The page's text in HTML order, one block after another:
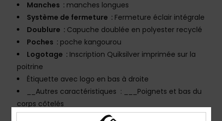
Manches : manches longues
Système de fermeture : Fermeture éclair intégrale
Doublure : Capuche doublée en polyester recyclé
Poches : poche kangourou
Logotage : Inscription Quiksilver imprimée sur la
poitrine
Étiquette avec logo en bas à droite
__Autres caractéristiques : ___Poignets et bas du
corps côtelés